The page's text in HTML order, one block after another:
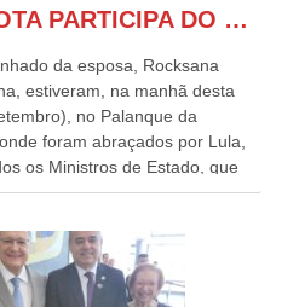
GONZAGA PATRIOTA PARTICIPA DO DESFILE DA INDEPENDÊNCIA NO PALANQUE DA PRESIDÊNCIA DA REPÚBLICA E É ABRAÇADO POR LULA E POR GERALDO ALCKMIN.
da esposa, Rocksana
estiveram, na manhã desta
no Palanque da
foram abraçados por Lula,
os Ministros de Estado, que
da Independência da
dos Ministérios, disse ter sido
organizado de todos. “Há
até no nome, participo